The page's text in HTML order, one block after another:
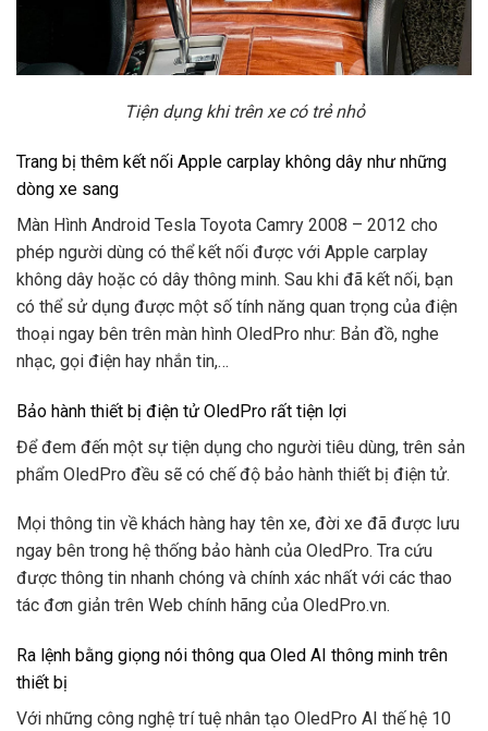
Tiện dụng khi trên xe có trẻ nhỏ
Trang bị thêm kết nối Apple carplay không dây như những
dòng xe sang
Màn Hình Android Tesla Toyota Camry 2008 – 2012 cho
phép người dùng có thể kết nối được với Apple carplay
không dây hoặc có dây thông minh. Sau khi đã kết nối, bạn
có thể sử dụng được một số tính năng quan trọng của điện
thoại ngay bên trên màn hình OledPro như: Bản đồ, nghe
nhạc, gọi điện hay nhắn tin,…
Bảo hành thiết bị điện tử OledPro rất tiện lợi
Để đem đến một sự tiện dụng cho người tiêu dùng, trên sản
phẩm OledPro đều sẽ có chế độ bảo hành thiết bị điện tử.
Mọi thông tin về khách hàng hay tên xe, đời xe đã được lưu
ngay bên trong hệ thống bảo hành của OledPro. Tra cứu
được thông tin nhanh chóng và chính xác nhất với các thao
tác đơn giản trên Web chính hãng của OledPro.vn.
Ra lệnh bằng giọng nói thông qua Oled AI thông minh trên
thiết bị
Với những công nghệ trí tuệ nhân tạo OledPro AI thế hệ 10